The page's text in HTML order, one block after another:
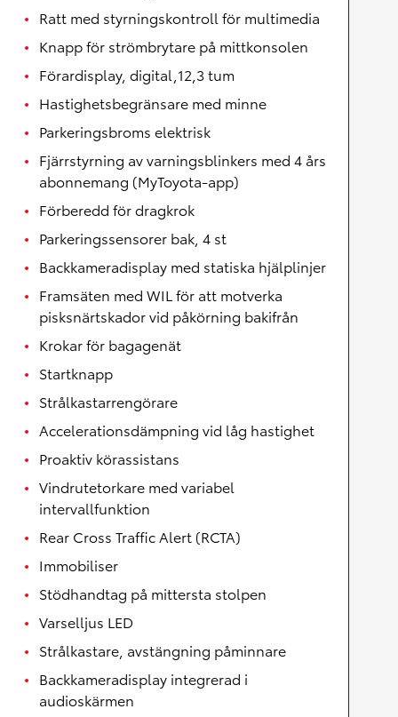
Ratt med styrningskontroll för multimedia
Knapp för strömbrytare på mittkonsolen
Förardisplay, digital,12,3 tum
Hastighetsbegränsare med minne
Parkeringsbroms elektrisk
Fjärrstyrning av varningsblinkers med 4 års
abonnemang (MyToyota-app)
Förberedd för dragkrok
Parkeringssensorer bak, 4 st
Backkameradisplay med statiska hjälplinjer
Framsäten med WIL för att motverka
pisksnärtskador vid påkörning bakifrån
Krokar för bagagenät
Startknapp
Strålkastarrengörare
Accelerationsdämpning vid låg hastighet
Proaktiv körassistans
Vindrutetorkare med variabel
intervallfunktion
Rear Cross Traffic Alert (RCTA)
Immobiliser
Stödhandtag på mittersta stolpen
Varselljus LED
Strålkastare, avstängning påminnare
Backkameradisplay integrerad i
audioskärmen